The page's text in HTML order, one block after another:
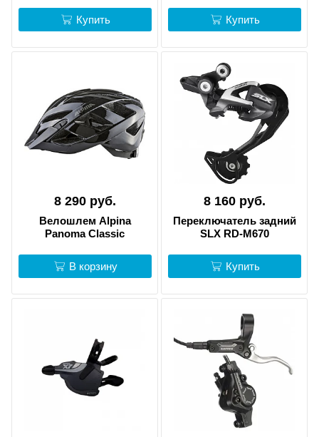
Купить Купить
8 290 руб.
Велошлем Alpina
Panoma Classic
В корзину
8 160 руб.
Переключатель задний
SLX RD-M670
Купить